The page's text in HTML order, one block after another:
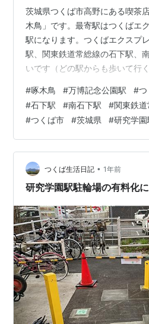
茨城県つくば市高野にある喫茶
木鳥」です。最寄駅はつくばエ
駅になります。つくばエクスプ
駅、関東鉄道常総線の石下駅、
いです（どの駅からも歩いて行
「RESTANRANT MILKEY WAY
エイ）」があります。
時間調整のためにお茶でも飲も
ると喫茶店らしきお店が見つか
「COFFEE&LUNCH 啄木鳥」
#啄木鳥 #万博記念公園駅 #
#石下駅 #南石下駅 #関東鉄
#つくば市 #茨城県 #研究学園
つくば生活日記 • 1年前
研究学園駅駐輪場の有料化